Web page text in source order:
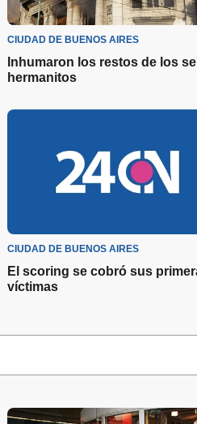
CIUDAD DE BUENOS AIRES
Inhumaron los restos de los
hermanitos
CIUDAD DE BUENOS AIRES
El scoring se cobró sus
víctimas